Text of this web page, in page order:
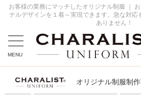
お客様の業務にマッチしたオリジナル制服 ｜
ナルデザインを１着～実現できます。急な対応
ありません！
全てのデザイン事
オーダーの流れ
MENU
オリジナル制服制作